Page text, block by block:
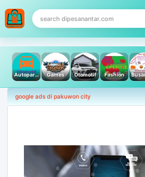
Autoparts Games Otomotif Fashion
google ads di pakuwon city